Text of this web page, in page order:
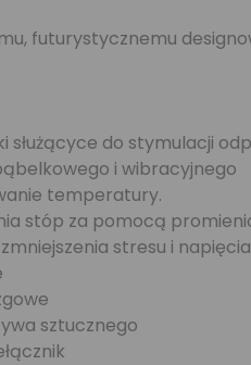
futurystycznemu
służącyce do stymulacji
i wibracyjnego
temperatury.
stóp za pomocą
stresu i napięcia
sztucznego